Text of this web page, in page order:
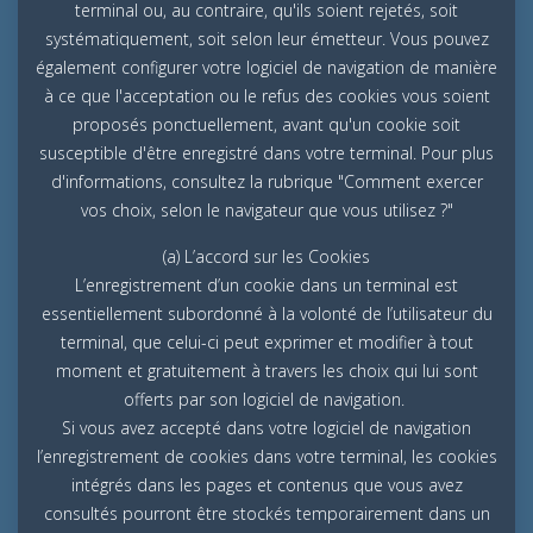
terminal ou, au contraire, qu'ils soient rejetés, soit
systématiquement, soit selon leur émetteur. Vous pouvez
également configurer votre logiciel de navigation de manière
à ce que l'acceptation ou le refus des cookies vous soient
proposés ponctuellement, avant qu'un cookie soit
susceptible d'être enregistré dans votre terminal. Pour plus
d'informations, consultez la rubrique "Comment exercer
vos choix, selon le navigateur que vous utilisez ?"
(a) L’accord sur les Cookies
L’enregistrement d’un cookie dans un terminal est
essentiellement subordonné à la volonté de l’utilisateur du
terminal, que celui-ci peut exprimer et modifier à tout
moment et gratuitement à travers les choix qui lui sont
offerts par son logiciel de navigation.
Si vous avez accepté dans votre logiciel de navigation
l’enregistrement de cookies dans votre terminal, les cookies
intégrés dans les pages et contenus que vous avez
consultés pourront être stockés temporairement dans un